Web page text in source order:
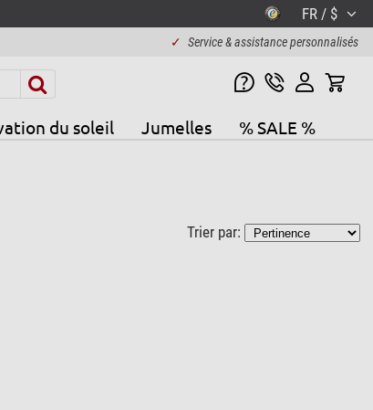
FR / $
✓ Service & assistance personnalisés
du soleil Jumelles % SALE %
Trier par: